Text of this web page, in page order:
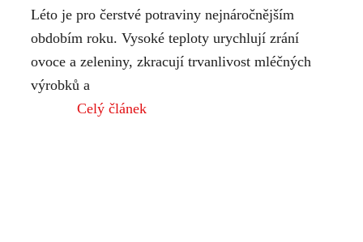
Léto je pro čerstvé potraviny nejnáročnějším
obdobím roku. Vysoké teploty urychlují zrání
ovoce a zeleniny, zkracují trvanlivost mléčných
výrobků a
Celý článek